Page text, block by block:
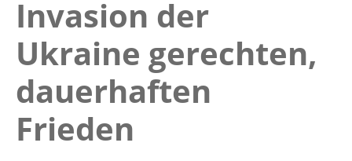
Invasion der
Ukraine gerechten,
dauerhaften
Frieden